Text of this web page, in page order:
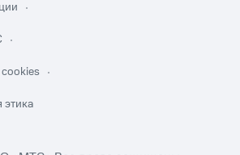
cookies
этика